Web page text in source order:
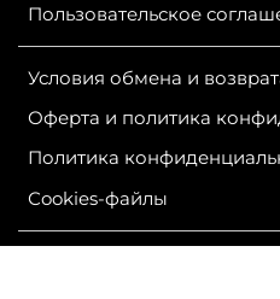
Пользовательское
Условия обмена и
Оферта и политика
Политика
Сookies-файлы